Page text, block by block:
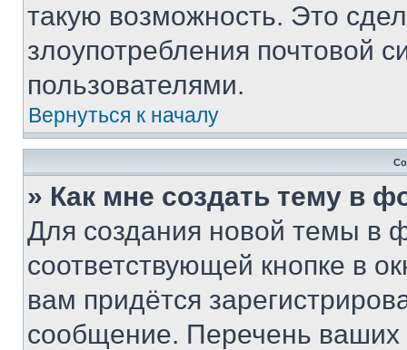
такую возможность. Это
злоупотребления почтовой
пользователями.
Вернуться к началу
» Как мне создать тему в
Для создания новой темы в
соответствующей кнопке в
вам придётся
сообщение. Перечень ваших